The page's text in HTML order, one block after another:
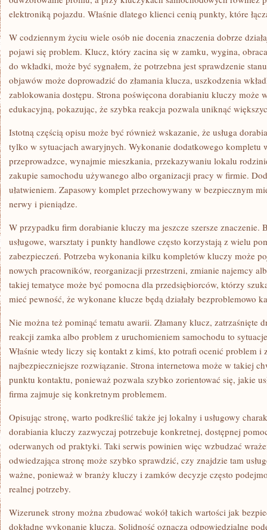
elektroniką pojazdu. Właśnie dlatego klienci cenią punkty, które
W codziennym życiu wiele osób nie docenia znaczenia dobrze
pojawi się problem. Klucz, który zacina się w zamku, wygina,
do wkładki, może być sygnałem, że potrzebna jest sprawdzenie
objawów może doprowadzić do złamania klucza, uszkodzenia
zablokowania dostępu. Strona poświęcona dorabianiu kluczy może
edukacyjną, pokazując, że szybka reakcja pozwala uniknąć
Istotną częścią opisu może być również wskazanie, że usługa
tylko w sytuacjach awaryjnych. Wykonanie dodatkowego kompletu
przeprowadzce, wynajmie mieszkania, przekazywaniu lokalu
zakupie samochodu używanego albo organizacji pracy w firmie.
ułatwieniem. Zapasowy komplet przechowywany w bezpiecznym
nerwy i pieniądze.
W przypadku firm dorabianie kluczy ma jeszcze szersze znaczenie.
usługowe, warsztaty i punkty handlowe często korzystają z wielu
zabezpieczeń. Potrzeba wykonania kilku kompletów kluczy może
nowych pracowników, reorganizacji przestrzeni, zmianie najemcy
takiej tematyce może być pomocna dla przedsiębiorców, którzy
mieć pewność, że wykonane klucze będą działały bezproblemowo
Nie można też pominąć tematu awarii. Złamany klucz, zatrzaśnięte
reakcji zamka albo problem z uruchomieniem samochodu to
Właśnie wtedy liczy się kontakt z kimś, kto potrafi ocenić problem i
najbezpieczniejsze rozwiązanie. Strona internetowa może w takiej
punktu kontaktu, ponieważ pozwala szybko zorientować się, jakie
firma zajmuje się konkretnym problemem.
Opisując stronę, warto podkreślić także jej lokalny i usługowy
dorabiania kluczy zazwyczaj potrzebuje konkretnej, dostępnej
oderwanych od praktyki. Taki serwis powinien więc wzbudzać
odwiedzająca stronę może szybko sprawdzić, czy znajdzie tam
ważne, ponieważ w branży kluczy i zamków decyzje często
realnej potrzeby.
Wizerunek strony można zbudować wokół takich wartości jak
dokładne wykonanie klucza. Solidność oznacza odpowiedzialne